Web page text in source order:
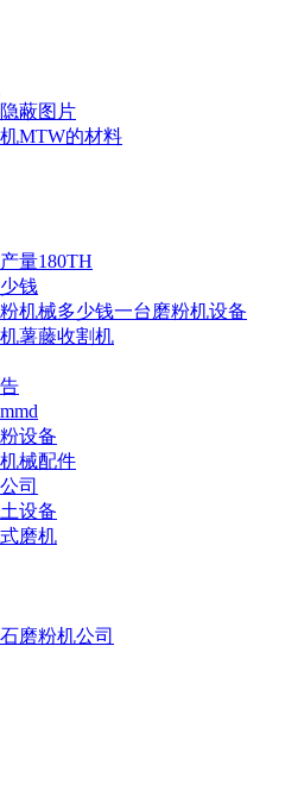
蔽图片
MTW的材料
量180TH
钱
机械多少钱一台磨粉机设备
薯藤收割机
设备
械配件
司
设备
磨机
磨粉机公司